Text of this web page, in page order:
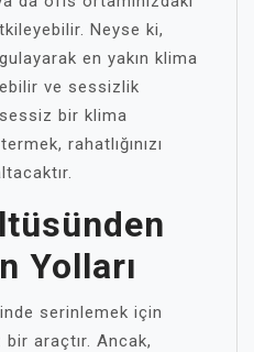
Neyse ki,
en yakın klima
ve sessizlik
bir klima
rahatlığınızı
Yolları
serinlemek için
bir araçtır. Ancak,